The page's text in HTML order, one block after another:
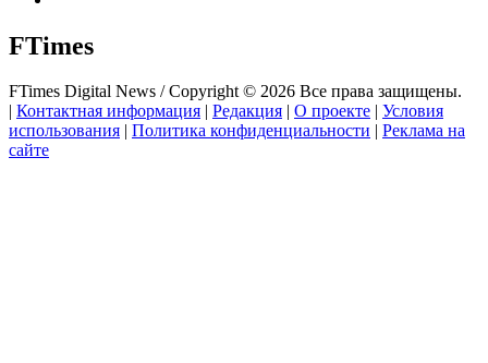
FTimes
FTimes Digital News / Copyright © 2026 Все права защищены.
Контактная информация Редакция О проекте
Условия
использования
Политика конфиденциальности
Реклама на
сайте